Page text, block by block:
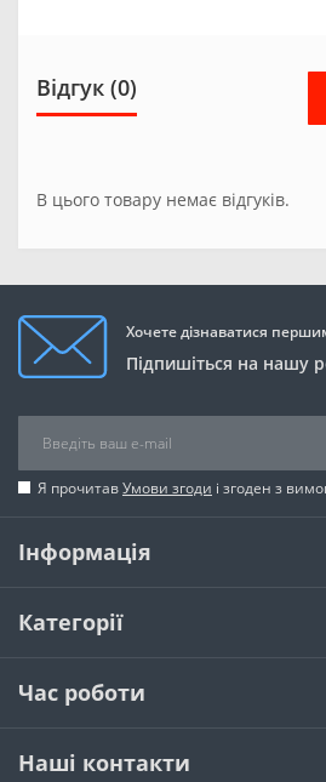
Відгук (0)
В цього товару немає відгуків.
Хочете дізнаватися
Підпишіться на нашу
Я прочитавУмови згоди і згоден з
Інформація
Категорії
Час роботи
Наші контакти